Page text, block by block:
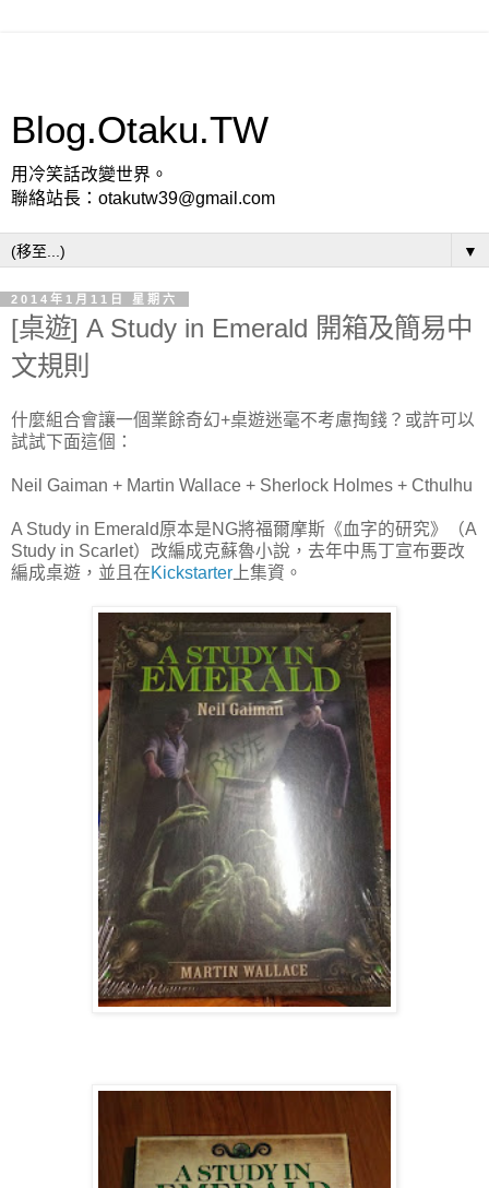
Blog.Otaku.TW
用冷笑話改變世界。
聯絡站長：otakutw39@gmail.com
▼
2014年1月11日 星期六
[桌遊] A Study in Emerald 開箱及簡易中
文規則
什麼組合會讓一個業餘奇幻+桌遊迷毫不考慮掏錢？或許可以
試試下面這個：
Neil Gaiman + Martin Wallace + Sherlock Holmes + Cthulhu
A Study in Emerald原本是NG將福爾摩斯《血字的研究》（A
Study in Scarlet）改編成克蘇魯小說，去年中馬丁宣布要改
編成桌遊，並且在Kickstarter 上集資。